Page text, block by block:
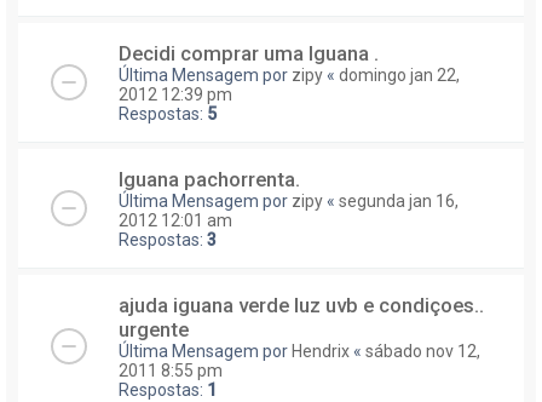
Decidi comprar uma Iguana .
Última Mensagem por zipy « domingo jan 22,
2012 12:39 pm
Respostas: 5
Iguana pachorrenta.
Última Mensagem por zipy « segunda jan 16,
2012 12:01 am
Respostas: 3
ajuda iguana verde luz uvb e condiçoes..
urgente
Última Mensagem por Hendrix « sábado nov 12,
2011 8:55 pm
Respostas: 1